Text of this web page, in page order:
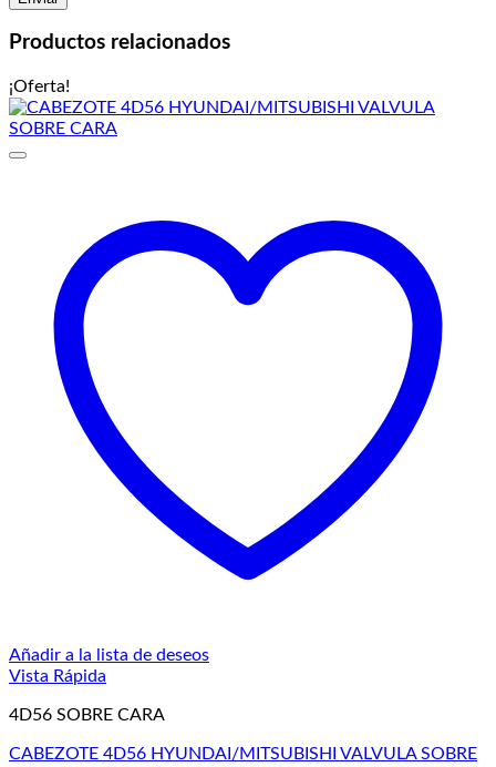
Productos relacionados
¡Oferta!
Añadir a la lista de deseos
Vista Rápida
4D56 SOBRE CARA
CABEZOTE 4D56 HYUNDAI/MITSUBISHI VALVULA SOBRE